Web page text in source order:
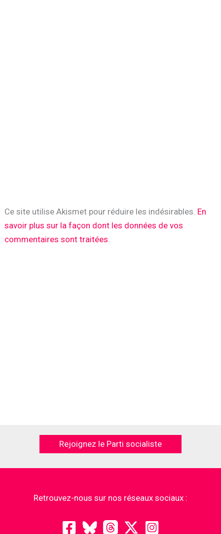
Ce site utilise Akismet pour réduire les indésirables. En
savoir plus sur la façon dont les données de vos
commentaires sont traitées
Rejoignez le Parti socialiste
Retrouvez-nous sur nos réseaux sociaux :